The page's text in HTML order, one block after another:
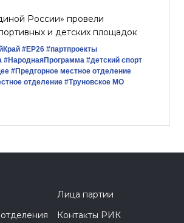
России» провели
и детских площадок
#ЕР26 #партпроекты
#НароднаяПрограмма #детский спорт
#Предгорное местное отделение
отделение #Труновское МО
Лица партии
Контакты РИК